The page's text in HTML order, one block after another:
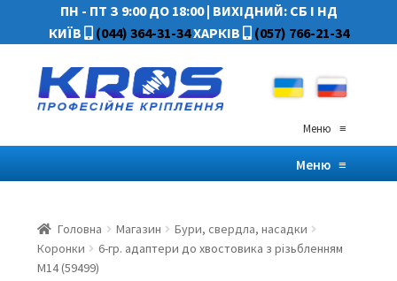
ПН - ПТ З 9:00 ДО 18:00| ВИХІДНИЙ: СБ І НД
КИЇВ
(044) 364-31-34ХАРКІВ (057) 766-21-34
Меню≡
Меню≡
Головна Магазин
Бури, свердла, насадки
Коронки
6-гр. адаптери до хвостовика з різьбленням
М14 (59499)